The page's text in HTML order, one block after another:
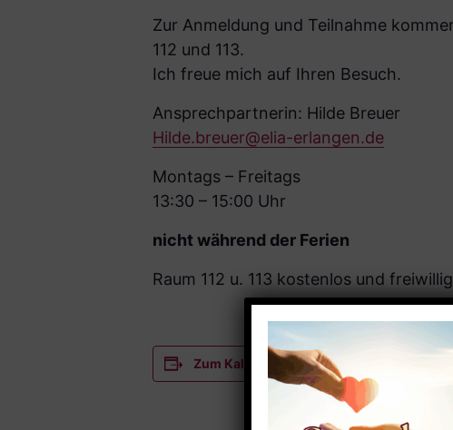
Zur Anmeldung und Teilnahme
112 und 113.
Ich freue mich auf Ihren Besuch.
Ansprechpartnerin: Hilde Breuer
Hilde.breuer@elia-erlangen.de
Montags – Freitags
13:30 – 15:00 Uhr
nicht während der Ferien
Raum 112 u. 113 kostenlos und freiwillig
Zum Kalender hinzufügen